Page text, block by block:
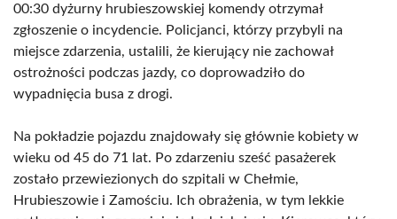
00:30 dyżurny hrubieszowskiej komendy otrzymał
zgłoszenie o incydencie. Policjanci, którzy przybyli na
miejsce zdarzenia, ustalili, że kierujący nie zachował
ostrożności podczas jazdy, co doprowadziło do
wypadnięcia busa z drogi.
Na pokładzie pojazdu znajdowały się głównie kobiety w
wieku od 45 do 71 lat. Po zdarzeniu sześć pasażerek
zostało przewiezionych do szpitali w Chełmie,
Hrubieszowie i Zamościu. Ich obrażenia, w tym lekkie